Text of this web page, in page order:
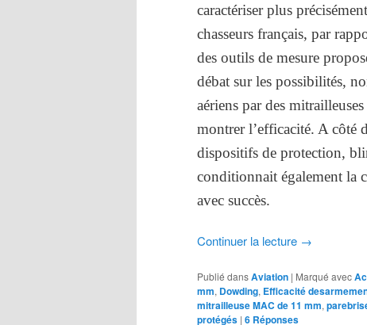
caractériser plus
chasseurs français, par
des outils de mesure
débat sur les possibilités,
aériens par des
montrer l’efficacité. A côté
dispositifs de protection,
conditionnait également la
avec succès.
Continuer la lecture →
Publié dansAviation | Marqué avec
mm, Dowding, Efficacité
mitrailleuse MAC de 11 mm,
protégés | 6 Réponses